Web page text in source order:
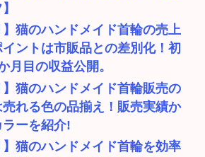
】猫のハンドメイド首輪の売上
ントは市販品との差別化！初
月目の収益公開。
】猫のハンドメイド首輪販売の
れる色の品揃え！販売実績か
ラーを紹介!
】猫のハンドメイド首輪を効率